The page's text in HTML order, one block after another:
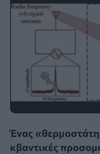
Ένας
κβαντικές